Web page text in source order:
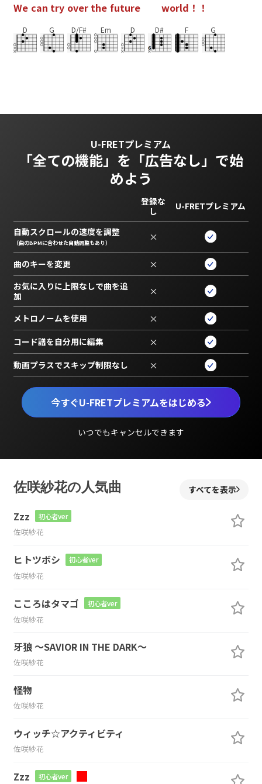
We can try over the future world ！ ！
D G D/F# Em D D# F G
U-FRETプレミアム
「全ての機能」を 「広告なし」で始
めよう
今すぐU-FRETプレミアムをはじめる
いつでもキャンセルできます
登録な
し
U-FRETプレミアム
自動スクロールの速度を調整
（曲のBPMに合わせた自動調整もあり） ×
曲のキーを変更 ×
お気に入りに上限なしで曲を追
加
×
メトロノームを使用 ×
コード譜を自分用に編集 ×
動画プラスでスキップ制限なし ×
佐咲紗花の人気曲 すべてを表示
Zzz 初心者ver
佐咲紗花
ヒトツボシ 初心者ver
佐咲紗花
こころはタマゴ 初心者ver
佐咲紗花
牙狼 ～SAVIOR IN THE DARK～
佐咲紗花
怪物
佐咲紗花
ウィッチ☆アクティビティ
佐咲紗花
Zzz 初心者ver